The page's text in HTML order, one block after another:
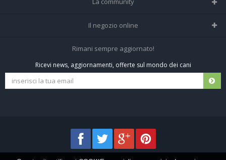
Home
Tutti i cani iscritti
Il negozio online
Negozio per cani
Spedizioni e resi
Rimani sempre aggiornato!
Ricevi news, aggiornamenti, offerte sul mondo dei cani